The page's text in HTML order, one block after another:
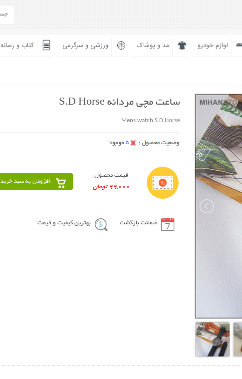
لوازم خودرو مد و پوشاک ورزشی و سرگرمی کتاب و رسانه
ساعت مچی مردانه S.D Horse
Mens watch S.D Horse
قیمت محصول
99,000 تومان
افزودن به سبد خرید
ضمانت بازگشت بهترین کیفیت و قیمت